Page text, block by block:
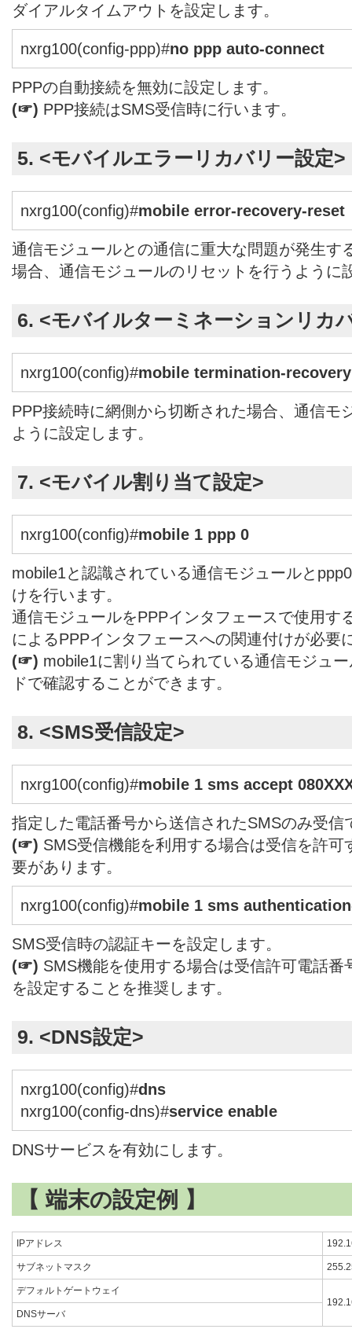
ダイアルタイムアウトを設定します。
nxrg100(config-ppp)#no ppp auto-connect
PPPの自動接続を無効に設定します。
(☞) PPP接続はSMS受信時に行います。
5. <モバイルエラーリカバリー設定>
nxrg100(config)#mobile error-recovery-reset
通信モジュールとの通信に重大な問題が発生す
場合、通信モジュールのリセットを行うように
6. <モバイルターミネーションリカ
nxrg100(config)#mobile termination-
PPP接続時に網側から切断された場合、通信モ
ように設定します。
7. <モバイル割り当て設定>
nxrg100(config)#mobile 1 ppp 0
mobile1と認識されている通信モジュールと
けを行います。
通信モジュールをPPPインタフェースで使用す
によるPPPインタフェースへの関連付けが必要
(☞) mobile1に割り当てられている通信モジュ
ドで確認することができます。
8. <SMS受信設定>
nxrg100(config)#mobile 1 sms accept
指定した電話番号から送信されたSMSのみ受信
(☞) SMS受信機能を利用する場合は受信を許
要があります。
nxrg100(config)#mobile 1 sms
SMS受信時の認証キーを設定します。
(☞) SMS機能を使用する場合は受信許可電話
を設定することを推奨します。
9. <DNS設定>
nxrg100(config)#dns
nxrg100(config-dns)#service enable
DNSサービスを有効にします。
【 端末の設定例 】
IPアドレス
サブネットマスク
デフォルトゲートウェイ
DNSサーバ